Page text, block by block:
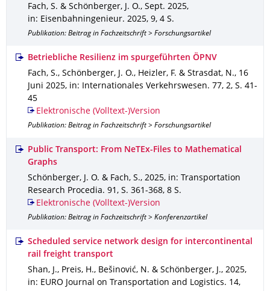
Fach, S. & Schönberger, J. O., Sept. 2025,
in: Eisenbahningenieur. 2025, 9, 4 S.
Publikation: Beitrag in Fachzeitschrift > Forschungsartikel
Betriebliche Resilienz im spurgeführten ÖPNV
Fach, S., Schönberger, J. O., Heizler, F. & Strasdat, N., 16
Juni 2025, in: Internationales Verkehrswesen. 77, 2, S. 41-
45
Elektronische (Volltext-)Version
Publikation: Beitrag in Fachzeitschrift > Forschungsartikel
Public Transport: From NeTEx-Files to Mathematical
Graphs
Schönberger, J. O. & Fach, S., 2025, in: Transportation
Research Procedia. 91 , S. 361-368, 8 S.
Elektronische (Volltext-)Version
Publikation: Beitrag in Fachzeitschrift > Konferenzartikel
Scheduled service network design for intercontinental
rail freight transport
Shan, J., Preis, H., Bešinović, N. & Schönberger, J., 2025,
in: EURO Journal on Transportation and Logistics. 14,